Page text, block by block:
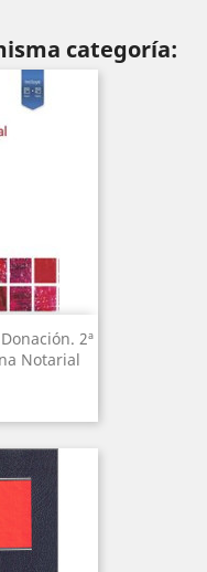
categoría:
2ª
Notarial